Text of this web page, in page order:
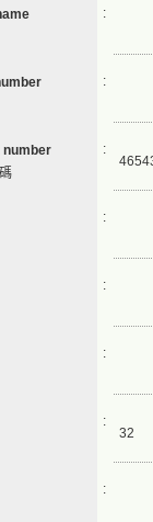
:
:
number
:
:
:
:
:
32
: